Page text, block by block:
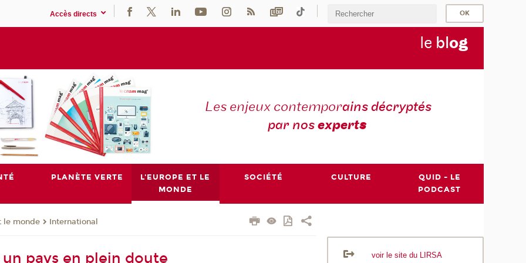
Accès directs
le blog
Les enjeux contemporains décryptés
par nosexperts
PLANÈTE VERTE
L'EUROPE ET LE
MONDE
SOCIÉTÉ CULTURE
QUID - LE
PODCAST
le monde International
pays en plein doute voir le site du LIRSA